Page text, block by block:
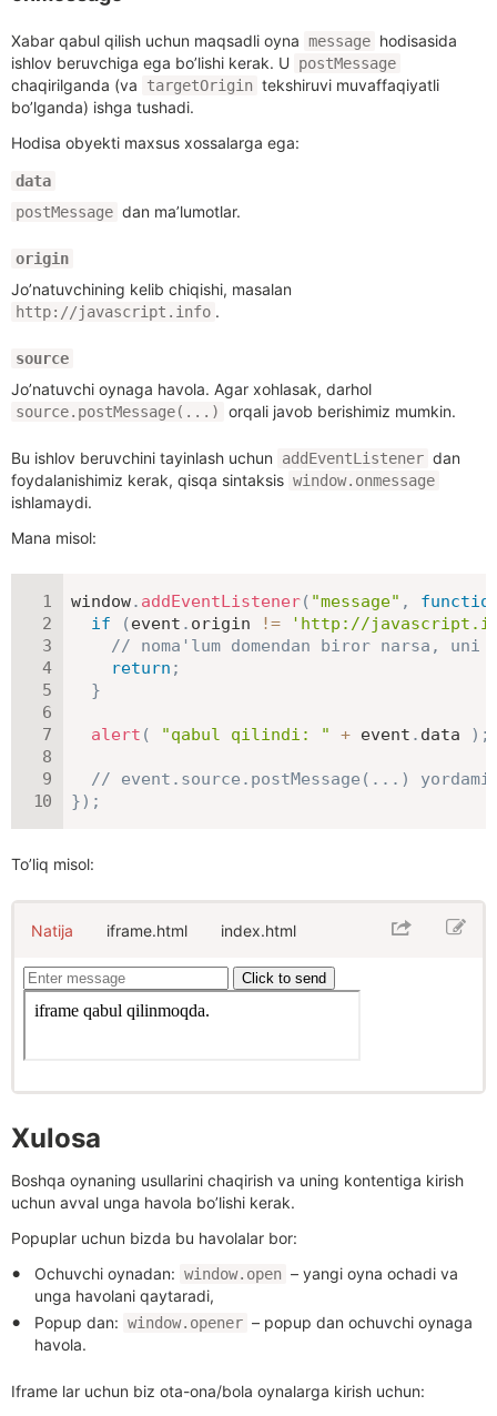
Xabar qabul qilish uchun maqsadli oyna message hodisasida
ishlov beruvchiga ega bo’lishi kerak. U postMessage
chaqirilganda (va targetOrigin tekshiruvi muvaffaqiyatli
bo’lganda) ishga tushadi.
Hodisa obyekti maxsus xossalarga ega:
data
postMessage dan ma’lumotlar.
origin
Jo’natuvchining kelib chiqishi, masalan
http://javascript.info .
source
Jo’natuvchi oynaga havola. Agar xohlasak, darhol
source.postMessage(...) orqali javob berishimiz mumkin.
Bu ishlov beruvchini tayinlash uchun addEventListener dan
foydalanishimiz kerak, qisqa sintaksis window.onmessage
ishlamaydi.
Mana misol:
window. addEventListener( "message" ,
if
(event . origin !=
'http://
// noma'lum domendan biror narsa,
return ;
}
alert ( "qabul qilindi: " + event . data ) ;
// event.source.postMessage(...)
}) ;
To’liq misol:
Natija iframe.html index.html
Xulosa
Boshqa oynaning usullarini chaqirish va uning kontentiga kirish
uchun avval unga havola bo’lishi kerak.
Popuplar uchun bizda bu havolalar bor:
Ochuvchi oynadan: window.open – yangi oyna ochadi va
unga havolani qaytaradi,
Popup dan: window.opener – popup dan ochuvchi oynaga
havola.
Iframe lar uchun biz ota-ona/bola oynalarga kirish uchun: